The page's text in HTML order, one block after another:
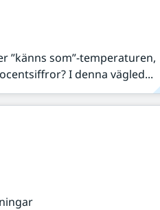
”känns som”-temperaturen,
I denna vägled...